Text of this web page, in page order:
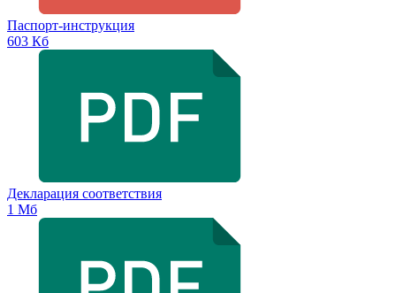
Паспорт-инструкция
603 Кб
Декларация соответствия
1 Мб